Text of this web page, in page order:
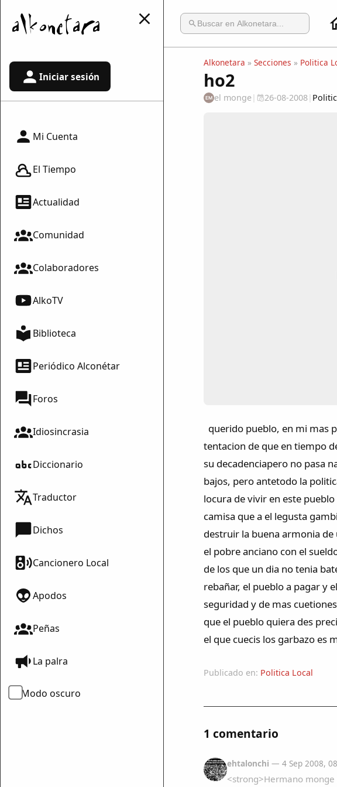
Iniciar sesión
Mi Cuenta
El Tiempo
Actualidad
Comunidad
Colaboradores
AlkoTV
Biblioteca
Periódico Alconétar
Foros
Idiosincrasia
Diccionario
Traductor
Dichos
Cancionero Local
Apodos
Peñas
La palra
Modo oscuro
Alkonetara » Secciones » Politica
ho2
EM el monge| 26-08-2008|
querido pueblo, en mi mas
tentacion de que en tiempo
su decadenciapero no pasa
bajos, pero antetodo la
locura de vivir en este
camisa que a el legusta
destruir la buena armonia
el pobre anciano con el
de los que un dia no tenia
rebañar, el pueblo a pagar y
seguridad y de mas
que el pueblo quiera des
el que cuecis los garbazo es
Publicado en: Politica Local
1 comentario
ehtalonchi — 4 Sep 2008,
<strong>Hermano